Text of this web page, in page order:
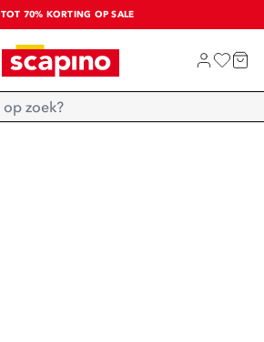
TOT 70% KORTING OP SALE
SALE: LAATSTE KANS!
SHOP NIEUW
Home